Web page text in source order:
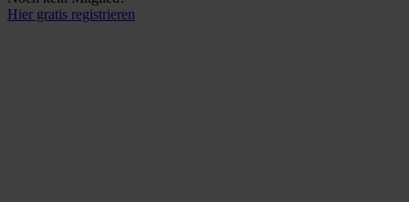
Hier gratis registrieren